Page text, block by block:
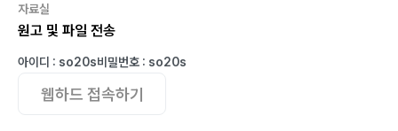
자료실
원고 및 파일 전송
아이디 : so20s비밀번호 : so20s
웹하드 접속하기